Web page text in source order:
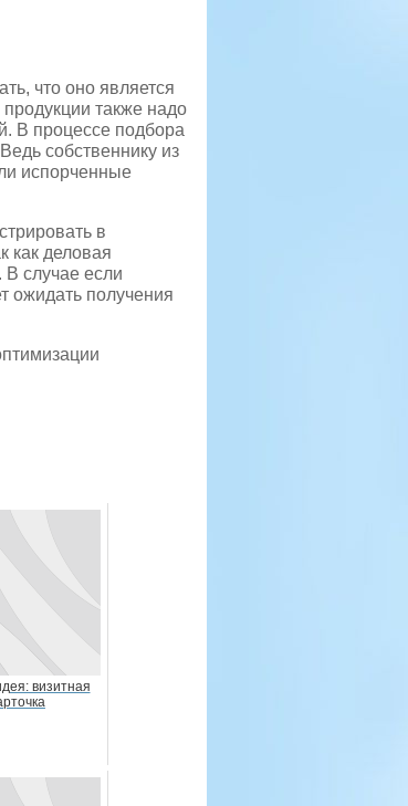
что оно является
также надо
В процессе подбора
собственнику из
испорченные
в
как деловая
случае если
ожидать получения
визитная